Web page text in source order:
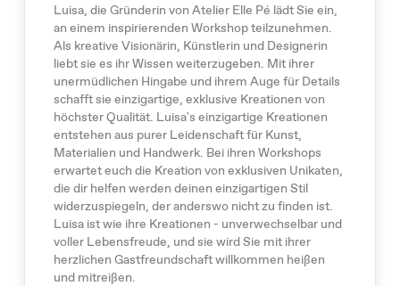
Luisa, die Gründerin von Atelier Elle Pé lädt Sie ein,
an einem inspirierenden Workshop teilzunehmen.
Als kreative Visionärin, Künstlerin und Designerin
liebt sie es ihr Wissen weiterzugeben. Mit ihrer
unermüdlichen Hingabe und ihrem Auge für Details
schafft sie einzigartige, exklusive Kreationen von
höchster Qualität. Luisa's einzigartige Kreationen
entstehen aus purer Leidenschaft für Kunst,
Materialien und Handwerk. Bei ihren Workshops
erwartet euch die Kreation von exklusiven Unikaten,
die dir helfen werden deinen einzigartigen Stil
widerzuspiegeln, der anderswo nicht zu finden ist.
Luisa ist wie ihre Kreationen - unverwechselbar und
voller Lebensfreude, und sie wird Sie mit ihrer
herzlichen Gastfreundschaft willkommen heißen
und mitreißen.